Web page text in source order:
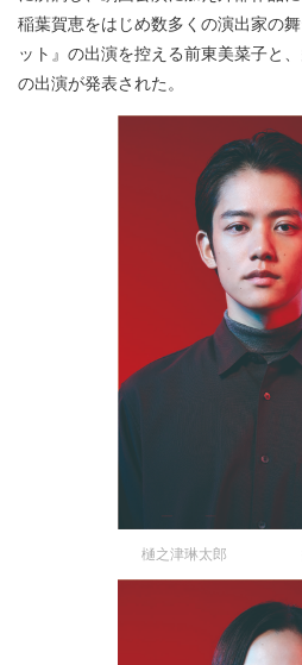
稲葉賀恵をはじめ数多くの演出家の
ット』の出演を控える前東美菜子と
の出演が発表された。
樋之津琳太郎 撮